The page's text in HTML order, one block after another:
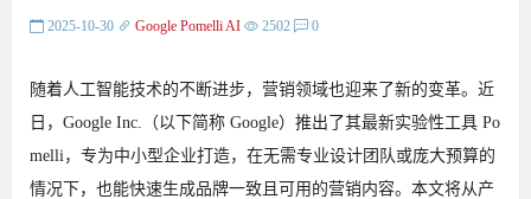
2025-10-30 Google PomelliAI 2502 0
随着人工智能技术的不断进步，营销领域也迎来了新的变革。近
日，Google Inc.（以下简称 Google）推出了其最新实验性工具 Po
melli，专为中小型企业打造，在无需专业设计团队或庞大预算的
情况下，也能快速生成品牌一致且可用的营销内容。本文将从产